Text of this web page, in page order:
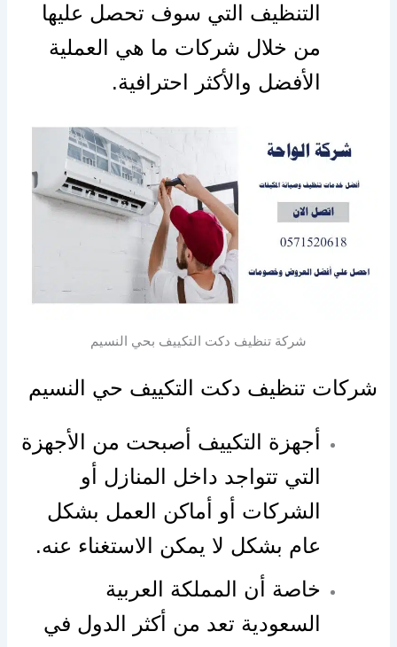
التنظيف التي سوف تحصل عليها
من خلال شركات ما هي العملية
الأفضل والأكثر احترافية.
شركة تنظيف دكت التكييف بحي النسيم
شركات تنظيف دكت التكييف حي النسيم
أجهزة التكييف أصبحت من الأجهزة
التي تتواجد داخل المنازل أو
الشركات أو أماكن العمل بشكل
عام بشكل لا يمكن الاستغناء عنه.
خاصة أن المملكة العربية
السعودية تعد من أكثر الدول في